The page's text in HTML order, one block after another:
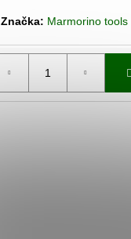
Značka: Marmorino tools